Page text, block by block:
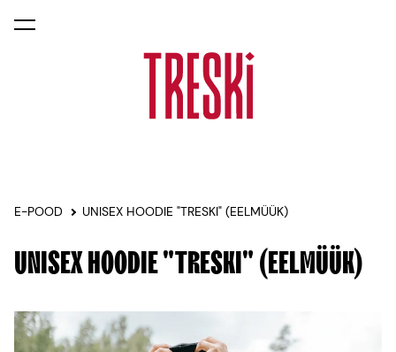
lisati ostukorvi.
E-POOD UNISEX HOODIE "TRESKI" (EELMÜÜK)
UNISEX HOODIE "TRESKI" (EELMÜÜK)